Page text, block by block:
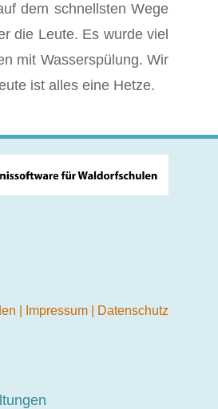
dem schnellsten Wege
die Leute. Es wurde viel
mit Wasserspülung. Wir
ist alles eine Hetze.
Impressum Datenschutz